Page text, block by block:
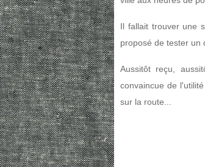
Il fallait trouver une
proposé de tester un
Aussitôt reçu,
convaincue de
sur la route...